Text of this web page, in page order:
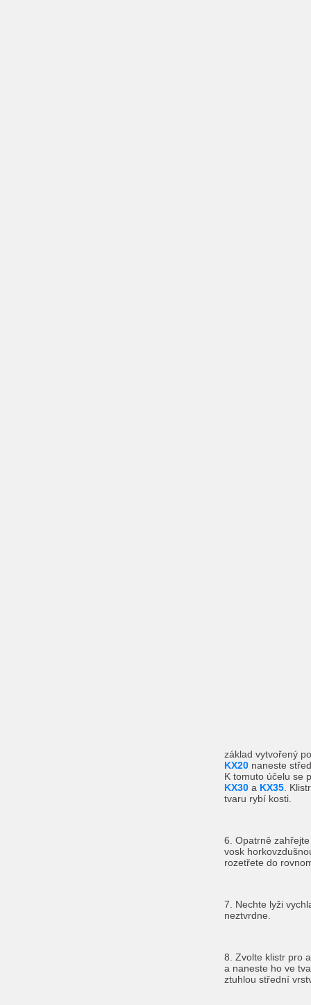
základ vytvořený
KX20 naneste
K tomuto účelu se
KX30 a KX35 .
tvaru rybí kosti.
6. Opatrně zahřejte
vosk
rozetřete do
7. Nechte lyži
neztvrdne.
8. Zvolte klistr pro
a naneste ho ve
ztuhlou střední